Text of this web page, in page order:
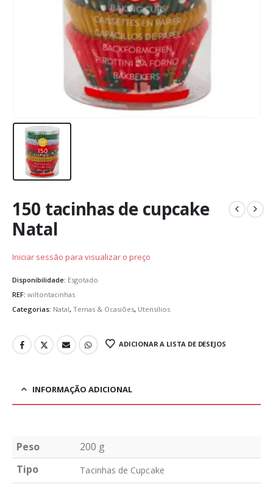
150 tacinhas de cupcake
Natal
Iniciar sessão para visualizar o preço
Disponibilidade: Esgotado
REF: wiltontacinhas
Categorias: Natal, Temas & Ocasiões, Utensílios
ADICIONAR A LISTA DE DESEJOS
INFORMAÇÃO ADICIONAL
Peso
200 g
Tipo
Tacinhas de Cupcake